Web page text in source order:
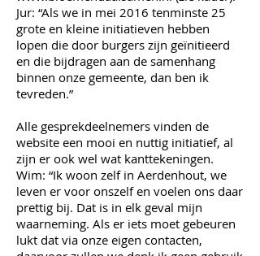
Jur: “Als we in mei 2016 tenminste 25
grote en kleine initiatieven hebben
lopen die door burgers zijn geïnitieerd
en die bijdragen aan de samenhang
binnen onze gemeente, dan ben ik
tevreden.”
Alle gesprekdeelnemers vinden de
website een mooi en nuttig initiatief, al
zijn er ook wel wat kanttekeningen.
Wim: “Ik woon zelf in Aerdenhout, we
leven er voor onszelf en voelen ons daar
prettig bij. Dat is in elk geval mijn
waarneming. Als er iets moet gebeuren
lukt dat via onze eigen contacten,